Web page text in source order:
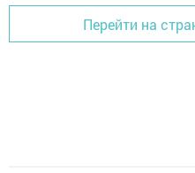
Перейти на